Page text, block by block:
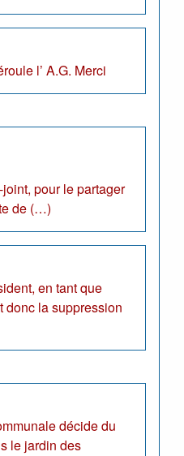
l’ A.G. Merci
pour le partager
de (…)
en tant que
donc la suppression
décide du
le jardin des